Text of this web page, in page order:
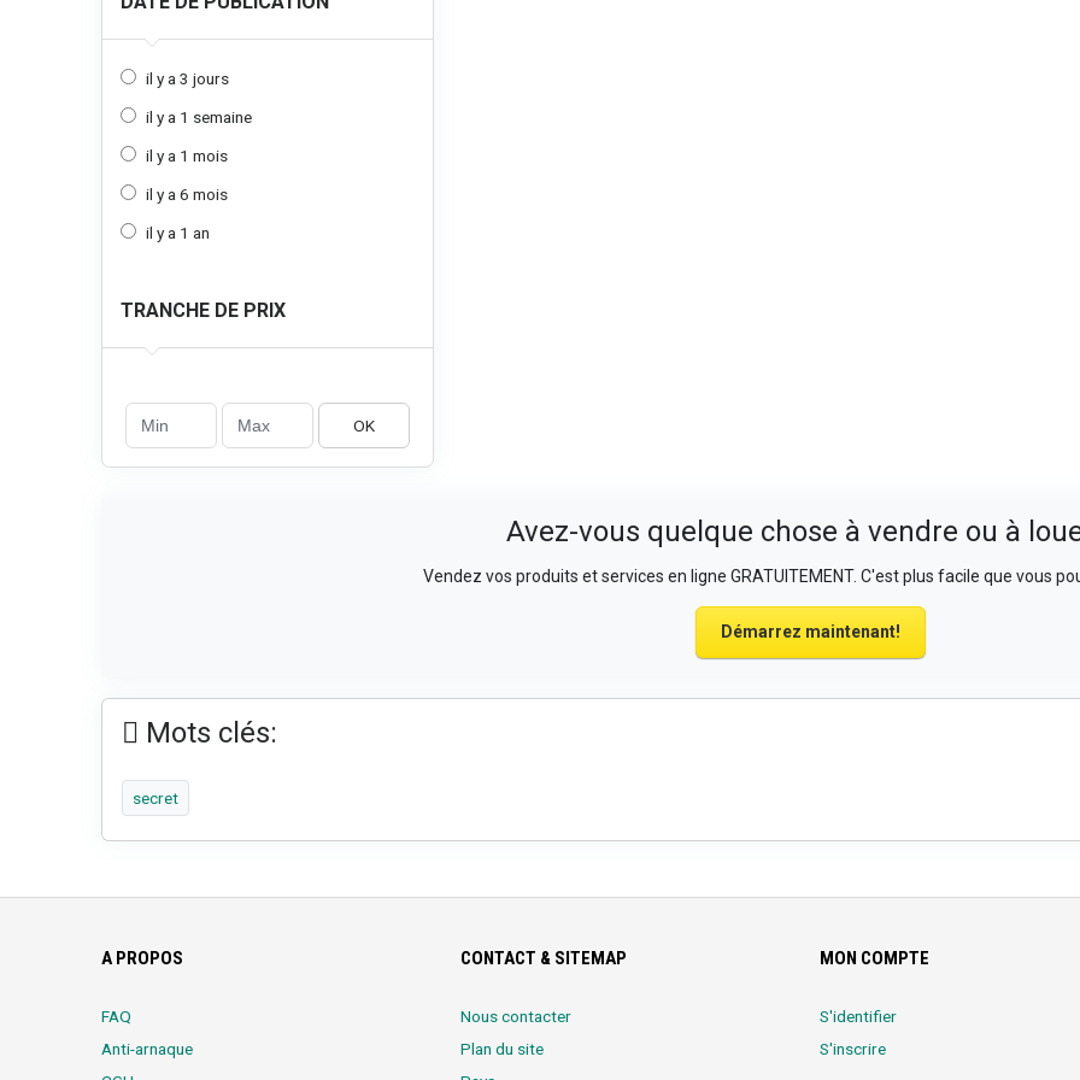
il y a 3 jours
il y a 1 semaine
il y a 1 mois
il y a 6 mois
il y a 1 an
TRANCHE DE PRIX
OK
Avez-vous quelque chose à vendre ou à
Vendez vos produits et services en ligne GRATUITEMENT. C'est plus facile que vous
Démarrez maintenant!
Mots clés:
secret
A PROPOS
FAQ
Anti-arnaque
CONTACT & SITEMAP
Nous contacter
Plan du site
MON COMPTE
S'identifier
S'inscrire